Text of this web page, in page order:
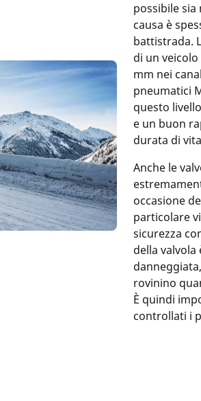
possibile sia
causa è
battistrada.
di un
mm nei
pneumatici
questo
e un buon
durata di
Anche le
occasione
particolare
sicurezza
della
rovinino
È quindi
controllati i